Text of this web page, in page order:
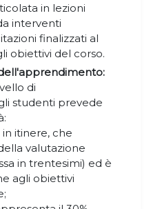
in lezioni
interventi
finalizzati al
obiettivi del corso.
di
studenti prevede
itinere, che
valutazione
in trentesimi) ed è
agli obiettivi